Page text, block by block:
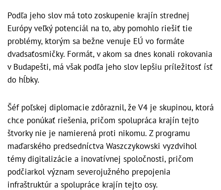
Podľa jeho slov má toto zoskupenie krajín strednej
Európy veľký potenciál na to, aby pomohlo riešiť tie
problémy, ktorým sa bežne venuje EÚ vo formáte
dvadsaťosmičky. Formát, v akom sa dnes konali rokovania
v Budapešti, má však podľa jeho slov lepšiu príležitosť ísť
do hĺbky.
Šéf poľskej diplomacie zdôraznil, že V4 je skupinou, ktorá
chce ponúkať riešenia, pričom spolupráca krajín tejto
štvorky nie je namierená proti nikomu. Z programu
maďarského predsedníctva Waszczykowski vyzdvihol
témy digitalizácie a inovatívnej spoločnosti, pričom
podčiarkol význam severojužného prepojenia
infraštruktúr a spolupráce krajín tejto osy.